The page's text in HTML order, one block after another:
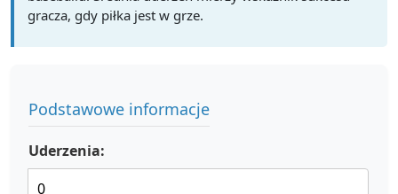
gracza, gdy piłka jest w grze.
Podstawowe informacje
Uderzenia: